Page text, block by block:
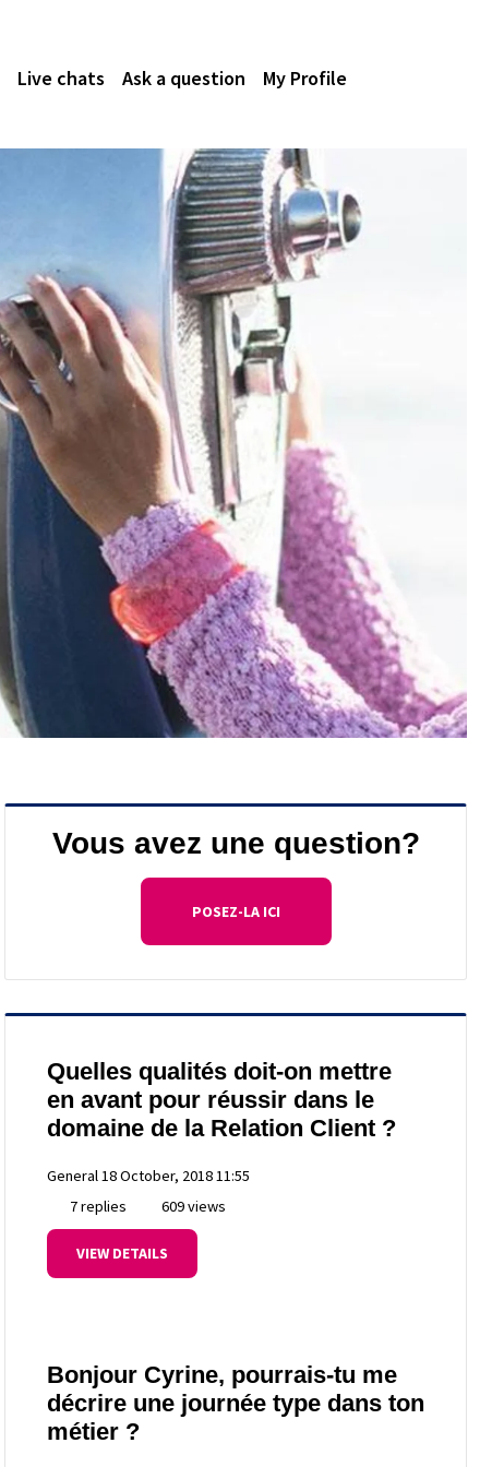
Live chats Ask a question My Profile
Vous avez une question?
POSEZ-LA ICI
Quelles qualités doit-on mettre
en avant pour réussir dans le
domaine de la Relation Client ?
General 18 October, 2018 11:55
7 replies
609 views
VIEW DETAILS
Bonjour Cyrine, pourrais-tu me
décrire une journée type dans ton
métier ?